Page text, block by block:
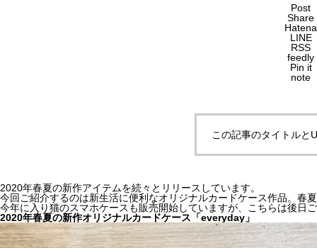
Post
Share
Hatena
LINE
RSS
feedly
Pin it
note
この記事のタイトルと
2020年春夏の新作アイテムを続々とリリースしています。
今回ご紹介するのは新生活に便利なオリジナルカードケース作品。春
今年に入り猫のスマホケースも販売開始していますが、こちらは後日
2020年春夏の新作オリジナルカードケース「everyday」